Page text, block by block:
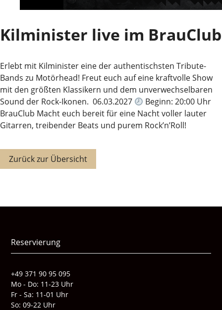
Kilminister live im BrauClub
Erlebt mit Kilminister eine der authentischsten Tribute-
Bands zu Motörhead! Freut euch auf eine kraftvolle Show
mit den größten Klassikern und dem unverwechselbaren
Sound der Rock-Ikonen. 06.03.2027
Beginn: 20:00 Uhr
BrauClub Macht euch bereit für eine Nacht voller lauter
Gitarren, treibender Beats und purem Rock’n’Roll!
Zurück zur Übersicht
Reservierung
+49 371 90 95 095
Mo - Do: 11-23 Uhr
Fr - Sa: 11-01 Uhr
So: 09-22 Uhr